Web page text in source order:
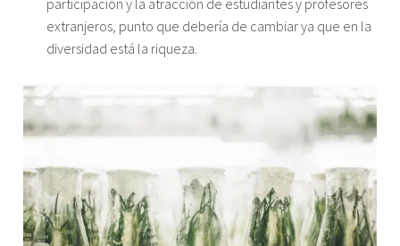
participación y la atracción de estudiantes y profesores
extranjeros, punto que debería de cambiar ya que en la
diversidad está la riqueza.